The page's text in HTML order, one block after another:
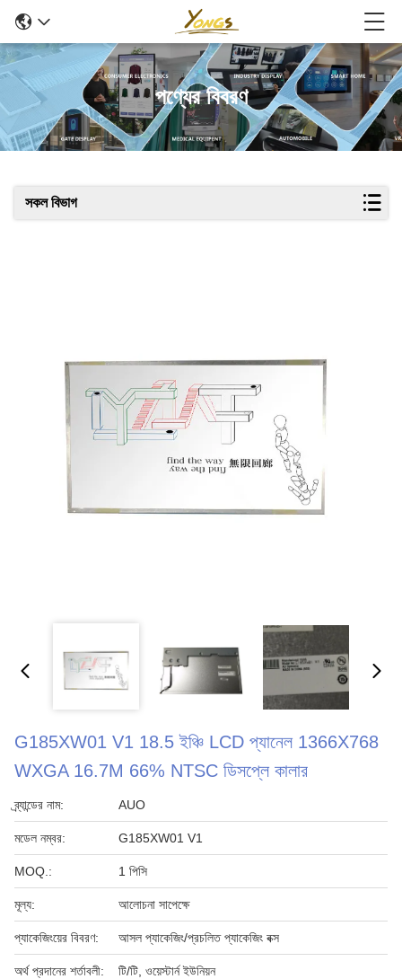
পণ্যের বিবরণ
সকল বিভাগ
G185XW01 V1 18.5 ইঞ্চি LCD প্যানেল 1366X768
WXGA 16.7M 66% NTSC ডিসপ্লে কালার
ব্র্যান্ডের নাম: AUO
মডেল নম্বর: G185XW01 V1
MOQ.: 1 পিসি
মূল্য: আলোচনা সাপেক্ষে
প্যাকেজিংয়ের বিবরণ: আসল প্যাকেজিং/প্রচলিত প্যাকেজিং বক্স
অর্থ প্রদানের শর্তাবলী: টি/টি, ওয়েস্টার্ন ইউনিয়ন